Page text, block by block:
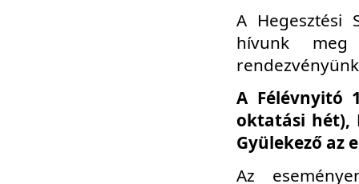
A Hegesztési
hívunk
A Félévnyitó
oktatási hét),
Gyülekező az
Az